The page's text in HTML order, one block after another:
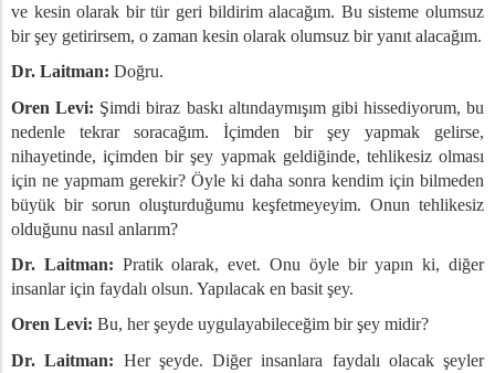
ve kesin olarak bir tür geri bildirim alacağım. Bu sisteme olumsuz
bir şey getirirsem, o zaman kesin olarak olumsuz bir yanıt alacağım.
Dr. Laitman: Doğru.
Oren Levi: Şimdi biraz baskı altındaymışım gibi hissediyorum, bu
nedenle tekrar soracağım. İçimden bir şey yapmak gelirse,
nihayetinde, içimden bir şey yapmak geldiğinde, tehlikesiz olması
için ne yapmam gerekir? Öyle ki daha sonra kendim için bilmeden
büyük bir sorun oluşturduğumu keşfetmeyeyim. Onun tehlikesiz
olduğunu nasıl anlarım?
Dr. Laitman: Pratik olarak, evet. Onu öyle bir yapın ki, diğer
insanlar için faydalı olsun. Yapılacak en basit şey.
Oren Levi: Bu, her şeyde uygulayabileceğim bir şey midir?
Dr. Laitman: Her şeyde. Diğer insanlara faydalı olacak şeyler